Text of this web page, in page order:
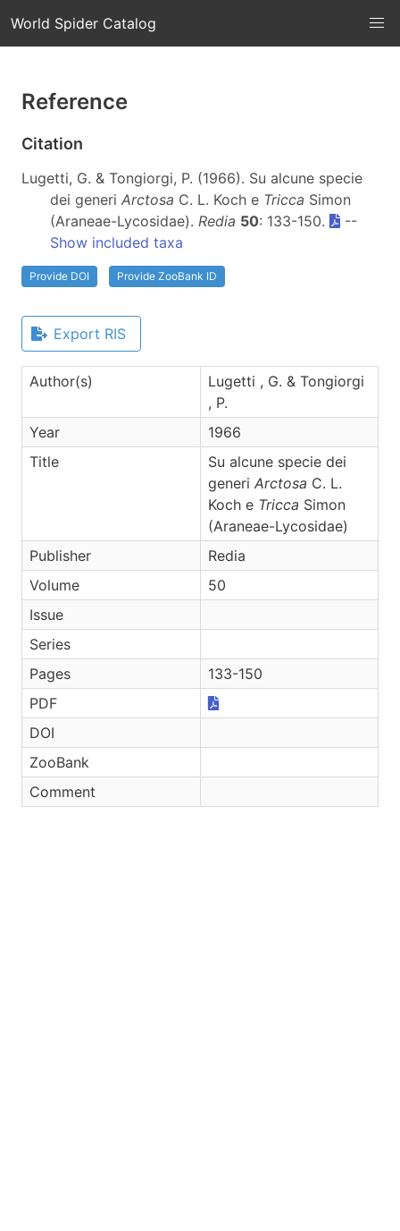
World Spider Catalog
Reference
Citation
Lugetti, G. & Tongiorgi, P. (1966). Su alcune specie
dei generi Arctosa C. L. Koch e Tricca Simon
(Araneae-Lycosidae). Redia 50: 133-150.
--
Show included taxa
Provide DOI Provide ZooBank ID
Export RIS
Author(s)
Lugetti , G. & Tongiorgi
, P.
Year
1966
Title
Su alcune specie dei
generi Arctosa C. L.
Koch e Tricca Simon
(Araneae-Lycosidae)
Publisher
Redia
Volume
50
Issue
Series
Pages
133-150
PDF
DOI
ZooBank
Comment